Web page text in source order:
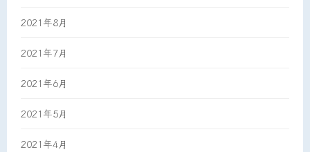
2021年8月
2021年7月
2021年6月
2021年5月
2021年4月